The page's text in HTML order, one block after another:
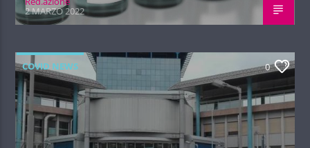
2 MARZO 2022
COVID NEWS 0